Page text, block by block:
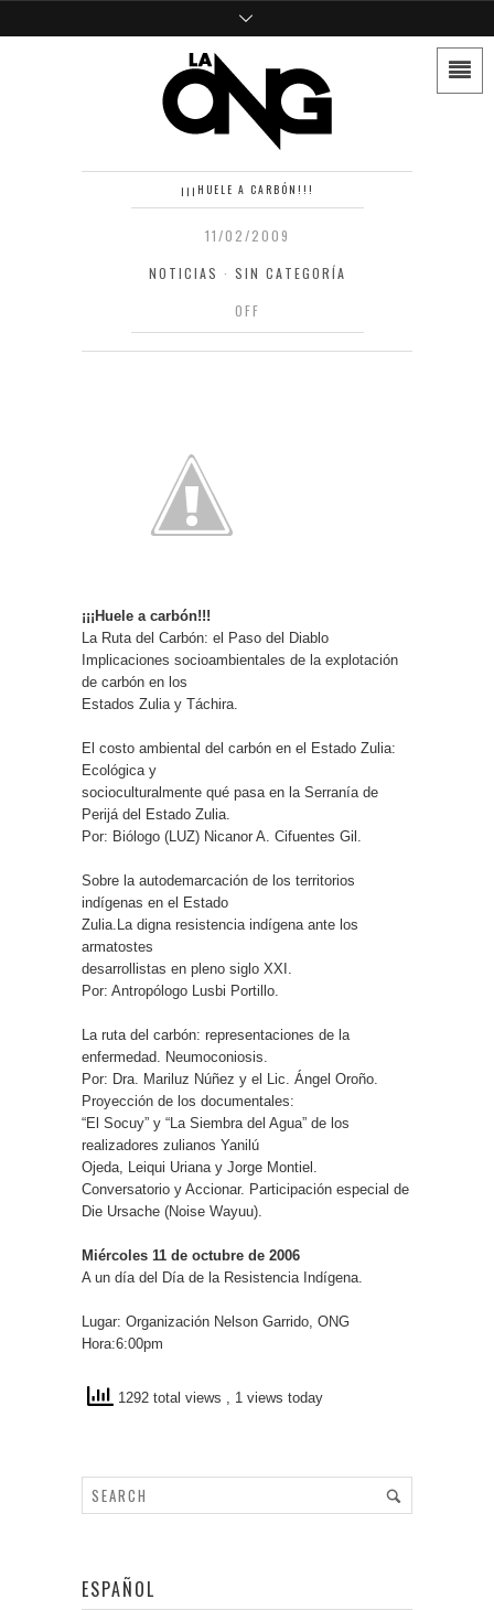
¡¡¡HUELE A CARBÓN!!!
11/02/2009
NOTICIAS · SIN CATEGORÍA
OFF
¡¡¡Huele a carbón!!!
La Ruta del Carbón: el Paso del Diablo
Implicaciones socioambientales de la explotación
de carbón en los
Estados Zulia y Táchira.
El costo ambiental del carbón en el Estado Zulia:
Ecológica y
socioculturalmente qué pasa en la Serranía de
Perijá del Estado Zulia.
Por: Biólogo (LUZ) Nicanor A. Cifuentes Gil.
Sobre la autodemarcación de los territorios
indígenas en el Estado
Zulia.La digna resistencia indígena ante los
armatostes
desarrollistas en pleno siglo XXI.
Por: Antropólogo Lusbi Portillo.
La ruta del carbón: representaciones de la
enfermedad. Neumoconiosis.
Por: Dra. Mariluz Núñez y el Lic. Ángel Oroño.
Proyección de los documentales:
“El Socuy” y “La Siembra del Agua” de los
realizadores zulianos Yanilú
Ojeda, Leiqui Uriana y Jorge Montiel.
Conversatorio y Accionar. Participación especial de
Die Ursache (Noise Wayuu).
Miércoles 11 de octubre de 2006
A un día del Día de la Resistencia Indígena.
Lugar: Organización Nelson Garrido, ONG
Hora:6:00pm
1292 total views , 1 views today
ESPAÑOL